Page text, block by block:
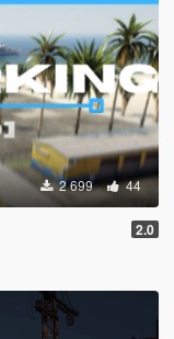
2 699 44
2.0